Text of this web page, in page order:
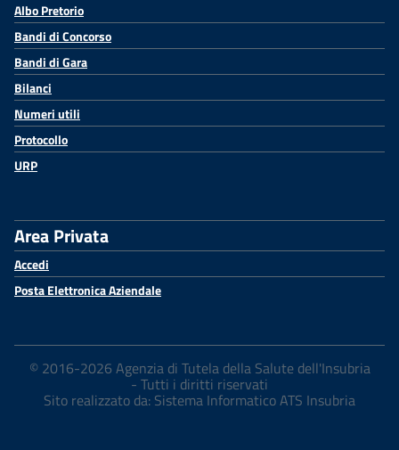
Albo Pretorio
Bandi di Concorso
Bandi di Gara
Bilanci
Numeri utili
Protocollo
URP
Area Privata
Accedi
Posta Elettronica Aziendale
© 2016-2026 Agenzia di Tutela della Salute dell'Insubria
- Tutti i diritti riservati
Sito realizzato da: Sistema Informatico ATS Insubria